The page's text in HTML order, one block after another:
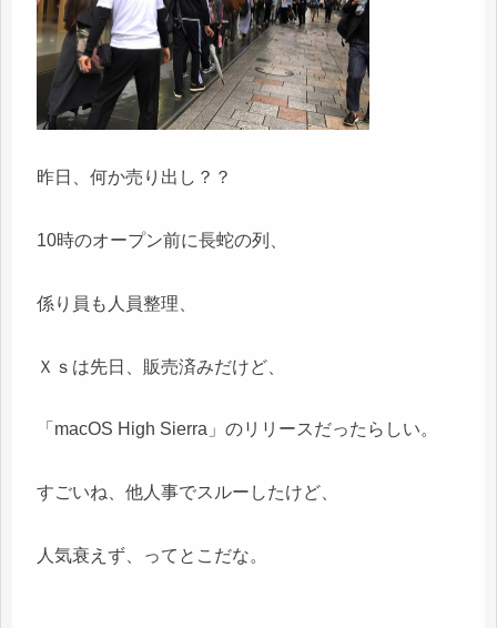
昨日、何か売り出し？？
10時のオープン前に長蛇の列、
係り員も人員整理、
Ｘｓは先日、販売済みだけど、
「macOS High Sierra」のリリースだったらしい。
すごいね、他人事でスルーしたけど、
人気衰えず、ってとこだな。